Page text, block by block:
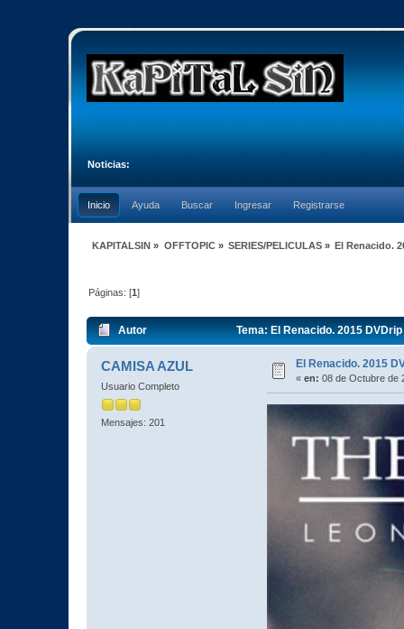
Noticias:
Inicio Ayuda Buscar Ingresar Registrarse
KAPITALSIN » OFFTOPIC» SERIES/PELICULAS» El Renacido.
Páginas: [1]
Autor Tema: El Renacido. 2015
CAMISA AZUL
Usuario Completo
Mensajes: 201
El Renacido. 2015
« en: 08 de Octubre de